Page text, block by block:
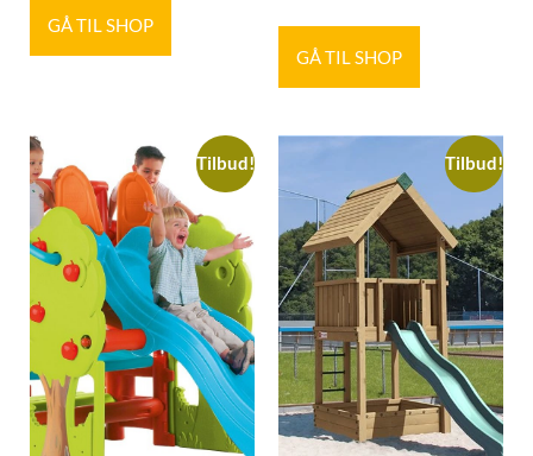
GÅ TIL SHOP
GÅ TIL SHOP
Tilbud! Tilbud!